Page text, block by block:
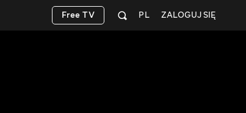
ZALOGUJ SIĘ
PL
Free TV